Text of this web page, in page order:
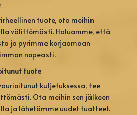
tuote, ota meihin
välittömästi. Haluamme, että
ja pyrimme korjaamaan
nopeasti.
tuote
kuljetuksessa, tee
Ota meihin sen jälkeen
ja lähetämme uudet tuotteet.